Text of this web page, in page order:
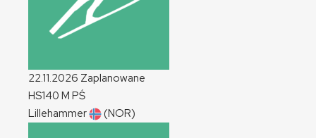
22.11.2026 Zaplanowane
HS140 M PŚ
Lillehammer
(NOR)